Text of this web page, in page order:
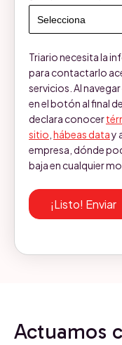
Triario necesita la
para contactarlo
servicios. Al
en el botón al final
declara conocer
sitio hábeas datay
empresa, dónde
baja en cualquier
Actuamos